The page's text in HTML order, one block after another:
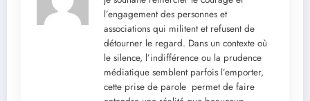
l’engagement des personnes et
associations qui militent et refusent de
détourner le regard. Dans un contexte où
le silence, l’indifférence ou la prudence
médiatique semblent parfois l’emporter,
cette prise de parole permet de faire